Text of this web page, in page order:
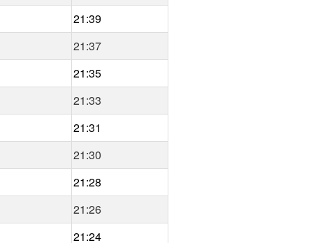
21:39
21:37
21:35
21:33
21:31
21:30
21:28
21:26
21:24